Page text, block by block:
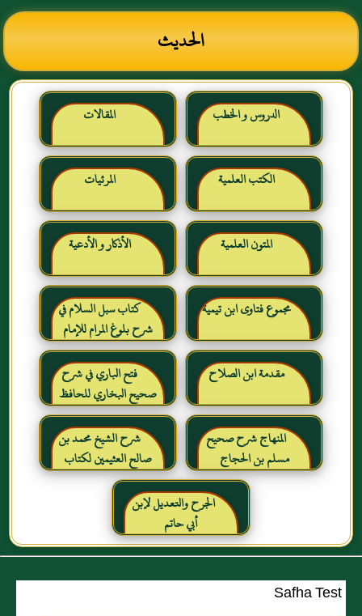
الحديث
الدروس و الخطب المقالات
الكتب العلمية المرئيات
المتون العلمية الأذكار و الأدعية
مجموع فتاوى ابن تيمية
كتاب سبل السلام في
شرح بلوغ المرام للإمام
الصنعاني رحمه الله
مقدمة ابن الصلاح
فتح الباري في شرح
صحيح البخاري للحافظ
ابن حجر العسقلاني
المنهاج شرح صحيح
مسلم بن الحجاج
شرح الشيخ محمد بن
صالح العثيمين لكتاب
رياض الصالحين للإمام
النووي رحمهم الله تعالىالجرح والتعديل لإبن
أبي حاتم
Safha Test